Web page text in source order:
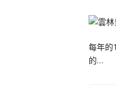
每年的
的…